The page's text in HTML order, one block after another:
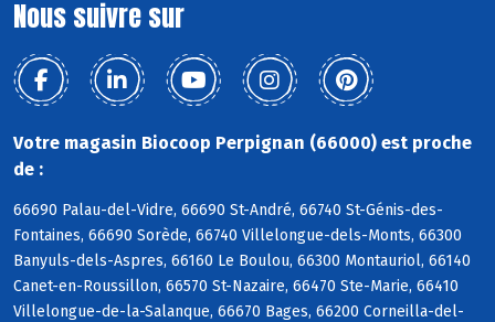
Nous suivre sur
Votre magasin Biocoop Perpignan (66000) est proche
de :
66690 Palau-del-Vidre, 66690 St-André, 66740 St-Génis-des-
Fontaines, 66690 Sorède, 66740 Villelongue-dels-Monts, 66300
Banyuls-dels-Aspres, 66160 Le Boulou, 66300 Montauriol, 66140
Canet-en-Roussillon, 66570 St-Nazaire, 66470 Ste-Marie, 66410
Villelongue-de-la-Salanque, 66670 Bages, 66200 Corneilla-del-